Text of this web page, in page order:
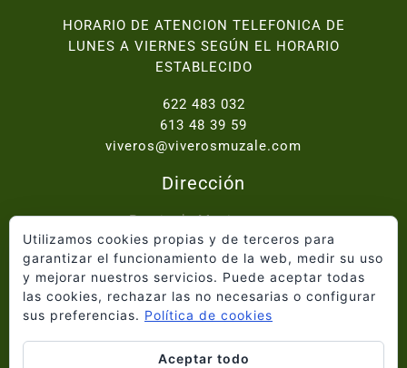
HORARIO DE ATENCION TELEFONICA DE
LUNES A VIERNES SEGÚN EL HORARIO
ESTABLECIDO
622 483 032
613 48 39 59
viveros@viverosmuzale.com
Dirección
Paraje de Macitavera,
Ctra. Abanilla - Fortuna km.2, 30640 Abanilla
Inicio
Quiénes somos
Catálogo
Proyectos
Blog
Utilizamos cookies propias y de terceros para
garantizar el funcionamiento de la web, medir su uso
y mejorar nuestros servicios. Puede aceptar todas
las cookies, rechazar las no necesarias o configurar
sus preferencias. Política de cookies
Aceptar todo